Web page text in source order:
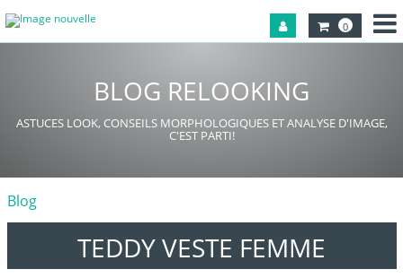
0
BLOG RELOOKING
ASTUCES LOOK, CONSEILS MORPHOLOGIQUES ET ANALYSE D'IMAGE,
C'EST PARTI!
Blog
TEDDY VESTE FEMME